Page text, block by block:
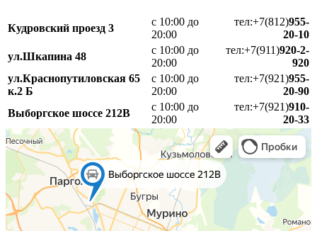
Кудровский проезд 3
с 10:00 до
20:00
тел:+7(812)955-
20-10
ул.Шкапина 48
с 10:00 до
20:00
тел:+7(911)920-2-
920
ул.Краснопутиловская 65
к.2 Б
с 10:00 до
20:00
тел:+7(921)955-
20-90
Выборгское шоссе 212В
с 10:00 до
20:00
тел:+7(921)910-
20-33